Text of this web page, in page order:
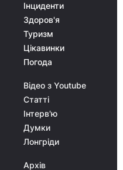
Інциденти
Здоров'я
Туризм
Цікавинки
Погода
Відео з Youtube
Статті
Інтерв'ю
Думки
Лонгріди
Архів